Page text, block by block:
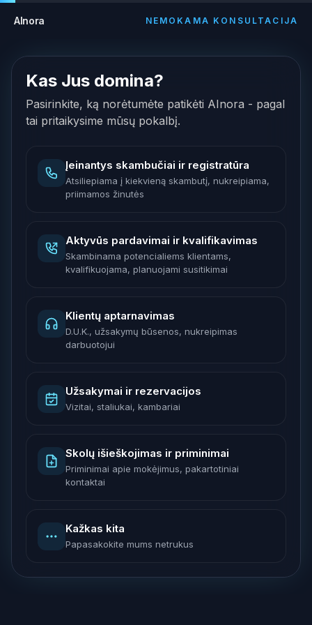
AInora NEMOKAMA KONSULTACIJA
Kas Jus domina?
Pasirinkite, ką norėtumėte patikėti AInora - pagal
tai pritaikysime mūsų pokalbį.
Įeinantys skambučiai ir registratūra
Atsiliepiama į kiekvieną skambutį, nukreipiama,
priimamos žinutės
Aktyvūs pardavimai ir kvalifikavimas
Skambinama potencialiems klientams,
kvalifikuojama, planuojami susitikimai
Klientų aptarnavimas
D.U.K., užsakymų būsenos, nukreipimas
darbuotojui
Užsakymai ir rezervacijos
Vizitai, staliukai, kambariai
Skolų išieškojimas ir priminimai
Priminimai apie mokėjimus, pakartotiniai
kontaktai
Kažkas kita
Papasakokite mums netrukus